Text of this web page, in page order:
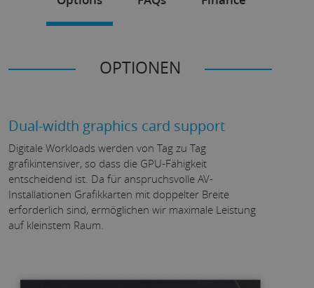
OPTIONEN
Dual-width graphics card support
Digitale Workloads werden von Tag zu Tag
grafikintensiver, so dass die GPU-Fähigkeit
entscheidend ist. Da für anspruchsvolle AV-
Installationen Grafikkarten mit doppelter Breite
erforderlich sind, ermöglichen wir maximale Leistung
auf kleinstem Raum.